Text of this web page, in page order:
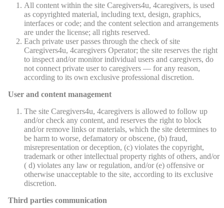
All content within the site Caregivers4u, 4caregivers, is used
as copyrighted material, including text, design, graphics,
interfaces or code; and the content selection and arrangements
are under the license; all rights reserved.
Each private user passes through the check of site
Caregivers4u, 4caregivers Operator; the site reserves the right
to inspect and/or monitor individual users and caregivers, do
not connect private user to caregivers — for any reason,
according to its own exclusive professional discretion.
User and content management
The site Caregivers4u, 4caregivers is allowed to follow up
and/or check any content, and reserves the right to block
and/or remove links or materials, which the site determines to
be harm to worse, defamatory or obscene, (b) fraud,
misrepresentation or deception, (c) violates the copyright,
trademark or other intellectual property rights of others, and/or
( d) violates any law or regulation, and/or (e) offensive or
otherwise unacceptable to the site, according to its exclusive
discretion.
Third parties communication